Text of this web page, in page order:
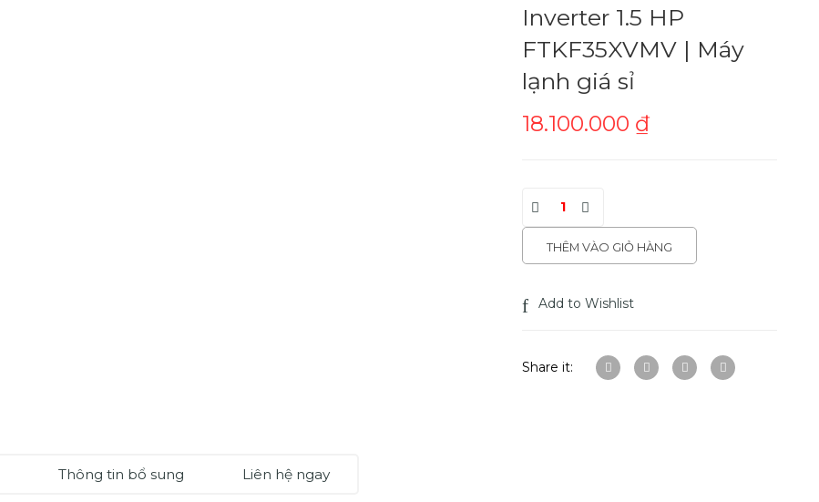
Inverter 1.5 HP
FTKF35XVMV | Máy
lạnh giá sỉ
18.100.000 ₫
THÊM VÀO GIỎ HÀNG
Add to Wishlist
Share it:
Thông tin bổ sung Liên hệ ngay